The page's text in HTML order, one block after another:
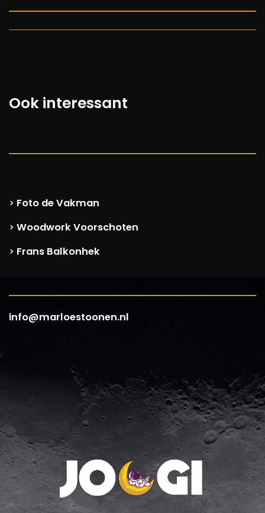
Ook interessant
> Foto de Vakman
> Woodwork Voorschoten
> Frans Balkonhek
info@marloestoonen.nl